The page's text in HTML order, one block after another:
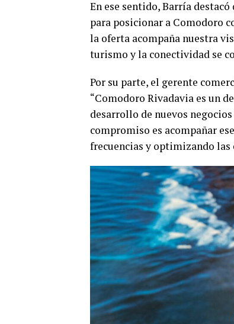
En ese sentido, Barría
para posicionar a Comodoro
la oferta acompaña nuestra
turismo y la conectividad se
Por su parte, el gerente
“Comodoro Rivadavia es un
desarrollo de nuevos
compromiso es acompañar
frecuencias y optimizando las